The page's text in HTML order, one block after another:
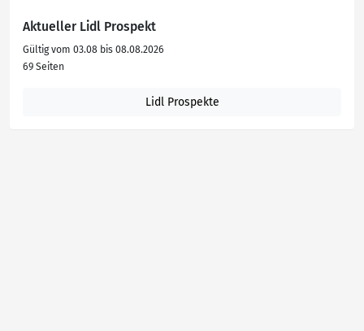
Aktueller Lidl Prospekt
Gültig vom 03.08 bis 08.08.2026
69 Seiten
Lidl Prospekte